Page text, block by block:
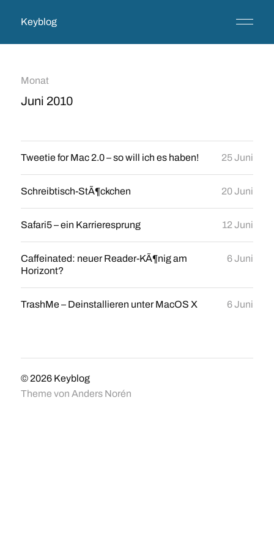
Keyblog
Monat
Juni 2010
Tweetie for Mac 2.0 – so will ich es haben! 25 Juni
Schreibtisch-StÃ¶ckchen 20 Juni
Safari5 – ein Karrieresprung 12 Juni
Caffeinated: neuer Reader-KÃ¶nig am
Horizont?
6 Juni
TrashMe – Deinstallieren unter MacOS X 6 Juni
© 2026 Keyblog
Theme von Anders Norén